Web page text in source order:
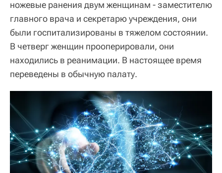
ножевые ранения двум женщинам - заместителю
главного врача и секретарю учреждения, они
были госпитализированы в тяжелом состоянии.
В четверг женщин прооперировали, они
находились в реанимации. В настоящее время
переведены в обычную палату.